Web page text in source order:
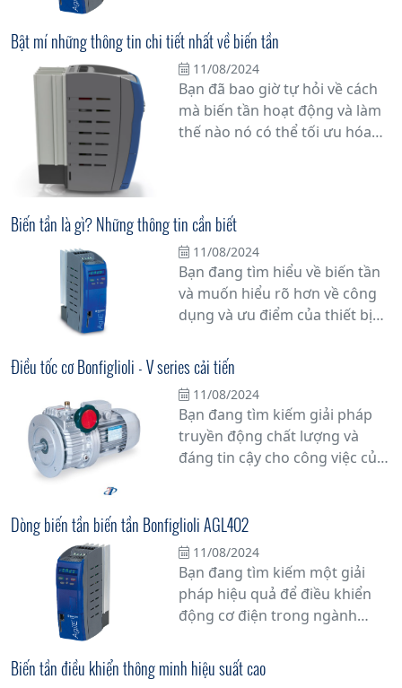
servo, được thiết kế để cung
cấp hiệu suất cao và linh hoạt
trong các ứng dụng công
nghiệp đa dạng. Với nhiều tính
năng tiên tiến và khả năng tùy
chỉnh linh hoạt, biến tần ANG
Bật mí những thông tin chi tiết nhất về biến tần
11/08/2024
Bạn đã bao giờ tự hỏi về cách
mà biến tần hoạt động và làm
thế nào nó có thể tối ưu hóa
cho bạn những thông tin chi
tiết nhất về biến tần, thiết bị
quan trọng giúp tăng cường
năng suất sản xuất và tiết kiệm
năng lượng.
Biến tần là gì? Những thông tin cần biết
11/08/2024
Bạn đang tìm hiểu về biến tần
và muốn hiểu rõ hơn về công
dụng và ưu điểm của thiết bị
tôi sẽ cung cấp cho bạn những
thông tin cần biết về biến tần
để bạn có cái nhìn tổng quan
và chi tiết nhất.
Điều tốc cơ Bonfiglioli - V series cải tiến
11/08/2024
Bạn đang tìm kiếm giải pháp
truyền động chất lượng và
đáng tin cậy cho công việc của
một sự cải tiến đột phá trong
ngành công nghiệp truyền
động cơ khí.
Dòng biến tần biến tần Bonfiglioli AGL402
11/08/2024
Bạn đang tìm kiếm một giải
pháp hiệu quả để điều khiển
động cơ điện trong ngành
dòng biến tần Bonfiglioli
AGL402 - sự kết hợp hoàn hảo
Biến tần điều khiển thông minh hiệu suất cao